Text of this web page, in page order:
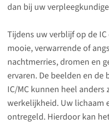
dan bij uw
Tijdens uw verblijf op de
mooie, verwarrende of
nachtmerries, dromen en
ervaren. De beelden en de
IC/MC kunnen heel anders
werkelijkheid. Uw lichaam
ontregeld. Hierdoor kan